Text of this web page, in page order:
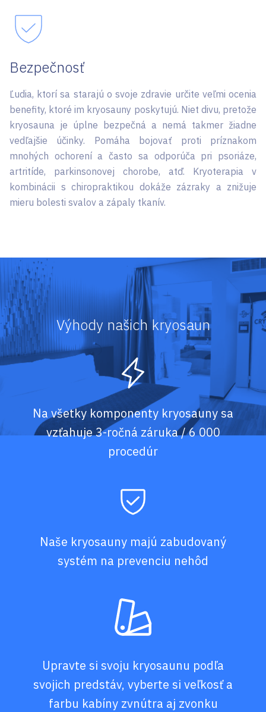
Bezpečnosť
Ľudia, ktorí sa starajú o svoje zdravie určite veľmi ocenia
benefity, ktoré im kryosauny poskytujú. Niet divu, pretože
kryosauna je úplne bezpečná a nemá takmer žiadne
vedľajšie účinky. Pomáha bojovať proti príznakom
mnohých ochorení a často sa odporúča pri psoriáze,
artritíde, parkinsonovej chorobe, atď. Kryoterapia v
kombinácii s chiropraktikou dokáže zázraky a znižuje
mieru bolesti svalov a zápaly tkanív.
Výhody našich kryosaun
Na všetky komponenty kryosauny sa
vzťahuje 3-ročná záruka / 6 000
procedúr
Naše kryosauny majú zabudovaný
systém na prevenciu nehôd
Upravte si svoju kryosaunu podľa
svojich predstáv, vyberte si veľkosť a
farbu kabíny zvnútra aj zvonku